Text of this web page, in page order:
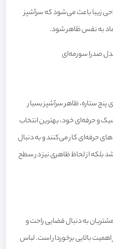
زیبا باعث می‌شود که سرآشپز
به نفس ظاهر شود.
صدرا سورمه‌ای
ستاره، ظاهر سرآشپز بسیار
و حرفه‌ای خود، بهترین انتخاب
حرفه‌ای کار می‌کنند و به دنبال
بلکه از لحاظ ظاهری نیز در سطح
به دنبال فضایی راحت و
بالایی برخوردار است. لباس